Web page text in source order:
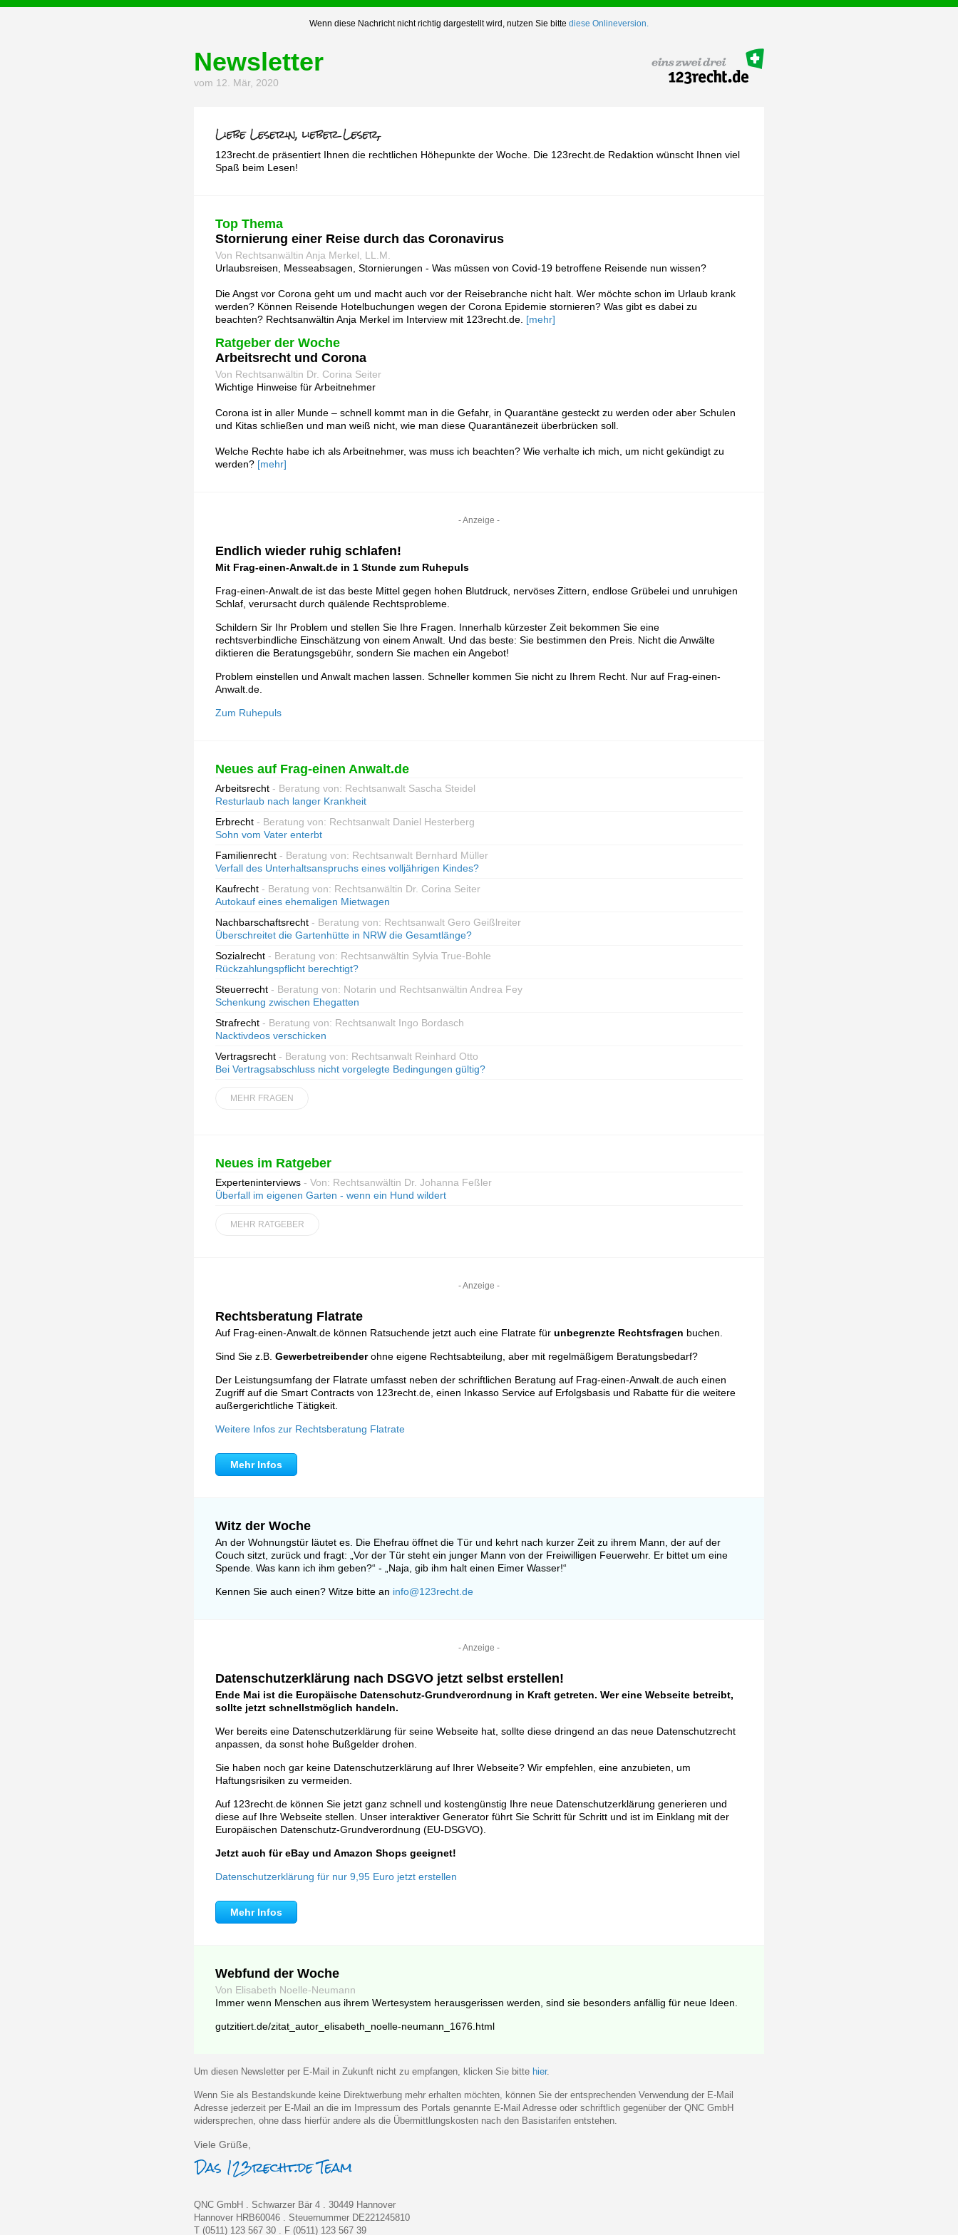
Wenn diese Nachricht nicht richtig dargestellt wird, nutzen Sie bitte diese Onlineversion.
Newsletter
vom 12. Mär, 2020
123recht.de präsentiert Ihnen die rechtlichen Höhepunkte der Woche. Die 123recht.de Redaktion wünscht Ihnen viel
Spaß beim Lesen!
Top Thema
Stornierung einer Reise durch das Coronavirus
Von Rechtsanwältin Anja Merkel, LL.M.
Urlaubsreisen, Messeabsagen, Stornierungen - Was müssen von Covid-19 betroffene Reisende nun wissen?
Die Angst vor Corona geht um und macht auch vor der Reisebranche nicht halt. Wer möchte schon im Urlaub krank
werden? Können Reisende Hotelbuchungen wegen der Corona Epidemie stornieren? Was gibt es dabei zu
beachten? Rechtsanwältin Anja Merkel im Interview mit 123recht.de. [mehr]
Ratgeber der Woche
Arbeitsrecht und Corona
Von Rechtsanwältin Dr. Corina Seiter
Wichtige Hinweise für Arbeitnehmer
Corona ist in aller Munde – schnell kommt man in die Gefahr, in Quarantäne gesteckt zu werden oder aber Schulen
und Kitas schließen und man weiß nicht, wie man diese Quarantänezeit überbrücken soll.
Welche Rechte habe ich als Arbeitnehmer, was muss ich beachten? Wie verhalte ich mich, um nicht gekündigt zu
werden? [mehr]
- Anzeige -
Endlich wieder ruhig schlafen!
Mit Frag-einen-Anwalt.de in 1 Stunde zum Ruhepuls
Frag-einen-Anwalt.de ist das beste Mittel gegen hohen Blutdruck, nervöses Zittern, endlose Grübelei und unruhigen
Schlaf, verursacht durch quälende Rechtsprobleme.
Schildern Sir Ihr Problem und stellen Sie Ihre Fragen. Innerhalb kürzester Zeit bekommen Sie eine
rechtsverbindliche Einschätzung von einem Anwalt. Und das beste: Sie bestimmen den Preis. Nicht die Anwälte
diktieren die Beratungsgebühr, sondern Sie machen ein Angebot!
Problem einstellen und Anwalt machen lassen. Schneller kommen Sie nicht zu Ihrem Recht. Nur auf Frag-einen-
Anwalt.de.
Zum Ruhepuls
Neues auf Frag-einen Anwalt.de
Arbeitsrecht - Beratung von: Rechtsanwalt Sascha Steidel
Resturlaub nach langer Krankheit
Erbrecht - Beratung von: Rechtsanwalt Daniel Hesterberg
Sohn vom Vater enterbt
Familienrecht - Beratung von: Rechtsanwalt Bernhard Müller
Verfall des Unterhaltsanspruchs eines volljährigen Kindes?
Kaufrecht - Beratung von: Rechtsanwältin Dr. Corina Seiter
Autokauf eines ehemaligen Mietwagen
Nachbarschaftsrecht - Beratung von: Rechtsanwalt Gero Geißlreiter
Überschreitet die Gartenhütte in NRW die Gesamtlänge?
Sozialrecht - Beratung von: Rechtsanwältin Sylvia True-Bohle
Rückzahlungspflicht berechtigt?
Steuerrecht - Beratung von: Notarin und Rechtsanwältin Andrea Fey
Schenkung zwischen Ehegatten
Strafrecht - Beratung von: Rechtsanwalt Ingo Bordasch
Nacktivdeos verschicken
Vertragsrecht - Beratung von: Rechtsanwalt Reinhard Otto
Bei Vertragsabschluss nicht vorgelegte Bedingungen gültig?
MEHR FRAGEN
Neues im Ratgeber
Experteninterviews - Von: Rechtsanwältin Dr. Johanna Feßler
Überfall im eigenen Garten - wenn ein Hund wildert
MEHR RATGEBER
- Anzeige -
Rechtsberatung Flatrate
Auf Frag-einen-Anwalt.de können Ratsuchende jetzt auch eine Flatrate für unbegrenzte Rechtsfragen buchen.
Sind Sie z.B. Gewerbetreibenderohne eigene Rechtsabteilung, aber mit regelmäßigem Beratungsbedarf?
Der Leistungsumfang der Flatrate umfasst neben der schriftlichen Beratung auf Frag-einen-Anwalt.de auch einen
Zugriff auf die Smart Contracts von 123recht.de, einen Inkasso Service auf Erfolgsbasis und Rabatte für die weitere
außergerichtliche Tätigkeit.
Weitere Infos zur Rechtsberatung Flatrate
Mehr Infos
Witz der Woche
An der Wohnungstür läutet es. Die Ehefrau öffnet die Tür und kehrt nach kurzer Zeit zu ihrem Mann, der auf der
Couch sitzt, zurück und fragt: „Vor der Tür steht ein junger Mann von der Freiwilligen Feuerwehr. Er bittet um eine
Spende. Was kann ich ihm geben?“ - „Naja, gib ihm halt einen Eimer Wasser!“
Kennen Sie auch einen? Witze bitte an info@123recht.de
- Anzeige -
Datenschutzerklärung nach DSGVO jetzt selbst erstellen!
Ende Mai ist die Europäische Datenschutz-Grundverordnung in Kraft getreten. Wer eine Webseite betreibt,
sollte jetzt schnellstmöglich handeln.
Wer bereits eine Datenschutzerklärung für seine Webseite hat, sollte diese dringend an das neue Datenschutzrecht
anpassen, da sonst hohe Bußgelder drohen.
Sie haben noch gar keine Datenschutzerklärung auf Ihrer Webseite? Wir empfehlen, eine anzubieten, um
Haftungsrisiken zu vermeiden.
Auf 123recht.de können Sie jetzt ganz schnell und kostengünstig Ihre neue Datenschutzerklärung generieren und
diese auf Ihre Webseite stellen. Unser interaktiver Generator führt Sie Schritt für Schritt und ist im Einklang mit der
Europäischen Datenschutz-Grundverordnung (EU-DSGVO).
Jetzt auch für eBay und Amazon Shops geeignet!
Datenschutzerklärung für nur 9,95 Euro jetzt erstellen
Mehr Infos
Webfund der Woche
Von Elisabeth Noelle-Neumann
Immer wenn Menschen aus ihrem Wertesystem herausgerissen werden, sind sie besonders anfällig für neue Ideen.
gutzitiert.de/zitat_autor_elisabeth_noelle-neumann_1676.html
Um diesen Newsletter per E-Mail in Zukunft nicht zu empfangen, klicken Sie bitte hier.
Wenn Sie als Bestandskunde keine Direktwerbung mehr erhalten möchten, können Sie der entsprechenden Verwendung der E-Mail
Adresse jederzeit per E-Mail an die im Impressum des Portals genannte E-Mail Adresse oder schriftlich gegenüber der QNC GmbH
widersprechen, ohne dass hierfür andere als die Übermittlungskosten nach den Basistarifen entstehen.
Viele Grüße,
QNC GmbH . Schwarzer Bär 4 . 30449 Hannover
Hannover HRB60046 . Steuernummer DE221245810
T (0511) 123 567 30 . F (0511) 123 567 39